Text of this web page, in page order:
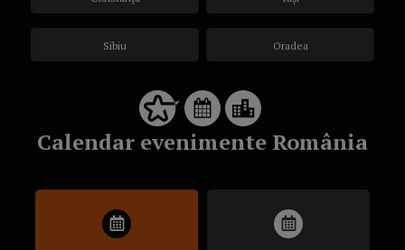
Sibiu Oradea
Calendar evenimente România